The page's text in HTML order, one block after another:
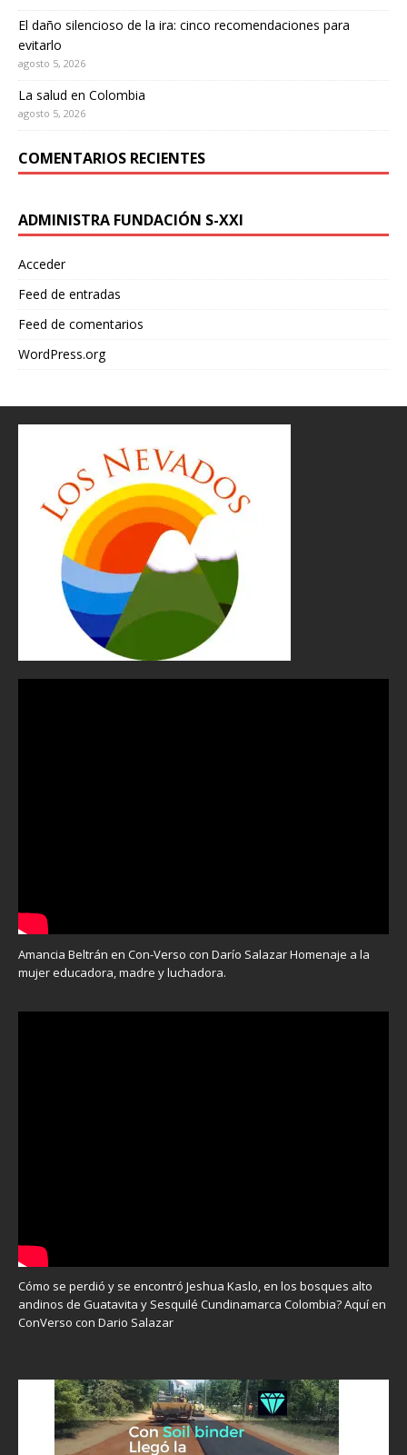
El daño silencioso de la ira: cinco recomendaciones para
evitarlo
agosto 5, 2026
La salud en Colombia
agosto 5, 2026
COMENTARIOS RECIENTES
ADMINISTRA FUNDACIÓN S-XXI
Acceder
Feed de entradas
Feed de comentarios
WordPress.org
Amancia Beltrán en Con-Verso con Darío Salazar Homenaje a la
mujer educadora, madre y luchadora.
Cómo se perdió y se encontró Jeshua Kaslo, en los bosques alto
andinos de Guatavita y Sesquilé Cundinamarca Colombia? Aquí en
ConVerso con Dario Salazar